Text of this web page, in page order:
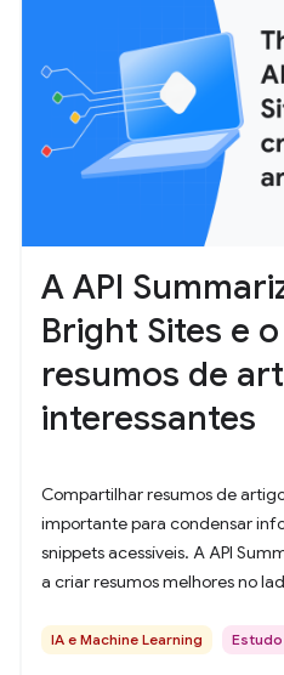
A API
Bright Sites e
resumos de
interessantes
Compartilhar resumos de
importante para condensar
snippets acessíveis. A API
a criar resumos melhores no
IA e Machine Learning